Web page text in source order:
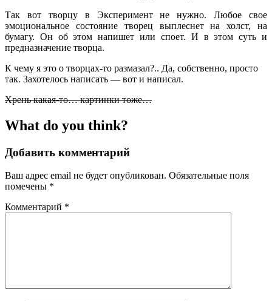
Так вот творцу в Эксперимент не нужно. Любое свое
эмоциональное состояние творец выплеснет на холст, на
бумагу. Он об этом напишет или споет. И в этом суть и
предназначение творца.
К чему я это о творцах-то размазал?.. Да, собственно, просто
так. Захотелось написать — вот и написал.
Хрень какая-то… картинки тоже…
What do you think?
Добавить комментарий
Ваш адрес email не будет опубликован. Обязательные поля
помечены *
Комментарий *